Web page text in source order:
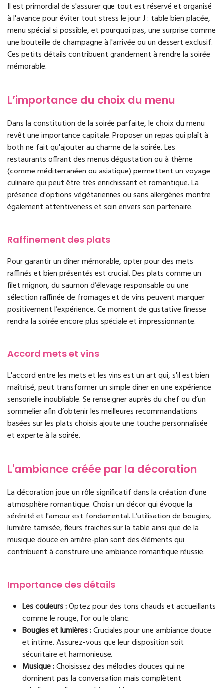
Il est primordial de s'assurer que tout est réservé et organisé
à l'avance pour éviter tout stress le jour J : table bien placée,
menu spécial si possible, et pourquoi pas, une surprise comme
une bouteille de champagne à l'arrivée ou un dessert exclusif.
Ces petits détails contribuent grandement à rendre la soirée
mémorable.
L’importance du choix du menu
Dans la constitution de la soirée parfaite, le choix du menu
revêt une importance capitale. Proposer un repas qui plaît à
both ne fait qu'ajouter au charme de la soirée. Les
restaurants offrant des menus dégustation ou à thème
(comme méditerranéen ou asiatique) permettent un voyage
culinaire qui peut être très enrichissant et romantique. La
présence d'options végétariennes ou sans allergènes montre
également attentiveness et soin envers son partenaire.
Raffinement des plats
Pour garantir un dîner mémorable, opter pour des mets
raffinés et bien présentés est crucial. Des plats comme un
filet mignon, du saumon d’élevage responsable ou une
sélection raffinée de fromages et de vins peuvent marquer
positivement l’expérience. Ce moment de gustative finesse
rendra la soirée encore plus spéciale et impressionnante.
Accord mets et vins
L'accord entre les mets et les vins est un art qui, s'il est bien
maîtrisé, peut transformer un simple diner en une expérience
sensorielle inoubliable. Se renseigner auprès du chef ou d’un
sommelier afin d’obtenir les meilleures recommandations
basées sur les plats choisis ajoute une touche personnalisée
et experte à la soirée.
L'ambiance créée par la décoration
La décoration joue un rôle significatif dans la création d'une
atmosphère romantique. Choisir un décor qui évoque la
sérénité et l'amour est fondamental. L’utilisation de bougies,
lumière tamisée, fleurs fraiches sur la table ainsi que de la
musique douce en arrière-plan sont des éléments qui
contribuent à construire une ambiance romantique réussie.
Importance des détails
Les couleurs :Optez pour des tons chauds et accueillants
comme le rouge, l'or ou le blanc.
Bougies et lumières :Cruciales pour une ambiance douce
et intime. Assurez-vous que leur disposition soit
sécuritaire et harmonieuse.
Musique :Choisissez des mélodies douces qui ne
dominent pas la conversation mais complètent